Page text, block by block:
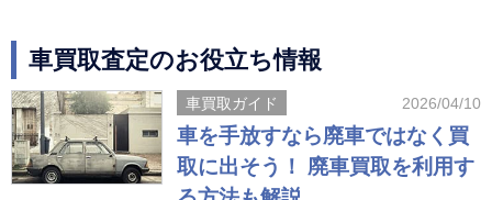
車買取査定のお役立ち情報
車買取ガイド 2026/04/10
車を手放すなら廃車ではなく買
取に出そう！ 廃車買取を利用す